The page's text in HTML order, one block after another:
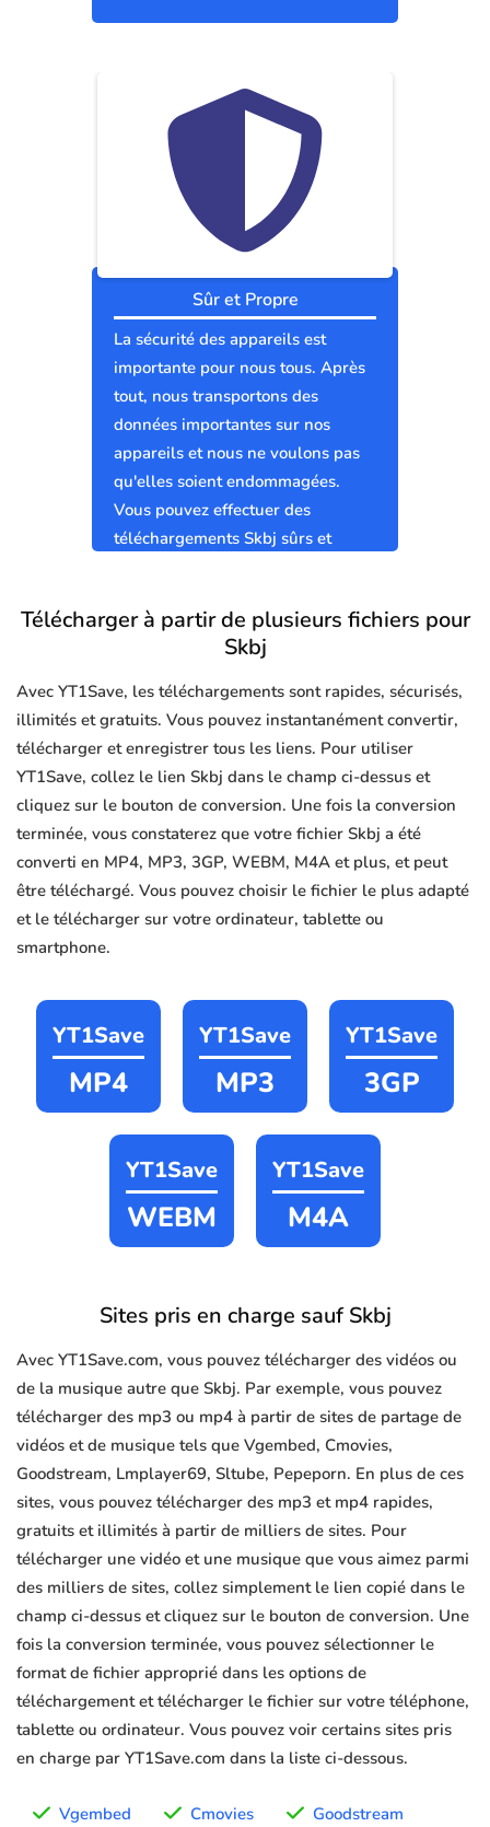
Sûr et Propre
La sécurité des appareils est
importante pour nous tous. Après
tout, nous transportons des
données importantes sur nos
appareils et nous ne voulons pas
qu'elles soient endommagées.
Vous pouvez effectuer des
téléchargements Skbj sûrs et
Télécharger à partir de plusieurs fichiers pour
Skbj
Avec YT1Save, les téléchargements sont rapides, sécurisés,
illimités et gratuits. Vous pouvez instantanément convertir,
télécharger et enregistrer tous les liens. Pour utiliser
YT1Save, collez le lien Skbj dans le champ ci-dessus et
cliquez sur le bouton de conversion. Une fois la conversion
terminée, vous constaterez que votre fichier Skbj a été
converti en MP4, MP3, 3GP, WEBM, M4A et plus, et peut
être téléchargé. Vous pouvez choisir le fichier le plus adapté
et le télécharger sur votre ordinateur, tablette ou
smartphone.
YT1Save
MP4
YT1Save
MP3
YT1Save
3GP
YT1Save
WEBM
YT1Save
M4A
Sites pris en charge sauf Skbj
Avec YT1Save.com, vous pouvez télécharger des vidéos ou
de la musique autre que Skbj. Par exemple, vous pouvez
télécharger des mp3 ou mp4 à partir de sites de partage de
vidéos et de musique tels que Vgembed, Cmovies,
Goodstream, Lmplayer69, Sltube, Pepeporn. En plus de ces
sites, vous pouvez télécharger des mp3 et mp4 rapides,
gratuits et illimités à partir de milliers de sites. Pour
télécharger une vidéo et une musique que vous aimez parmi
des milliers de sites, collez simplement le lien copié dans le
champ ci-dessus et cliquez sur le bouton de conversion. Une
fois la conversion terminée, vous pouvez sélectionner le
format de fichier approprié dans les options de
téléchargement et télécharger le fichier sur votre téléphone,
tablette ou ordinateur. Vous pouvez voir certains sites pris
en charge par YT1Save.com dans la liste ci-dessous.
Vgembed Cmovies Goodstream